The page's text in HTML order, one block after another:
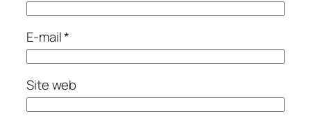
E-mail*
Site web